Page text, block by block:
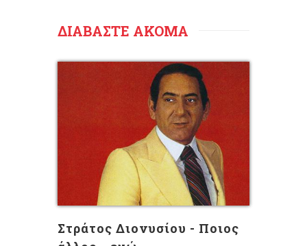
ΔΙΑΒΑΣΤΕ ΑΚΟΜΑ
Στράτος Διονυσίου - Ποιος